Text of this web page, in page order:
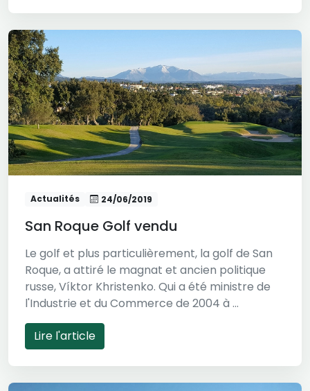
Actualités 24/06/2019
San Roque Golf vendu
Le golf et plus particulièrement, la golf de San
Roque, a attiré le magnat et ancien politique
russe, Víktor Khristenko. Qui a été ministre de
l'Industrie et du Commerce de 2004 à ...
Lire l'article